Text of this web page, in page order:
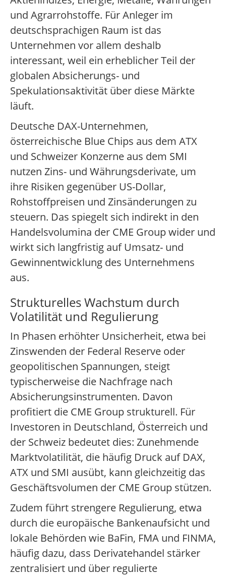
und Agrarrohstoffe. Für Anleger im
deutschsprachigen Raum ist das
Unternehmen vor allem deshalb
interessant, weil ein erheblicher Teil der
globalen Absicherungs- und
Spekulationsaktivität über diese Märkte
läuft.
Deutsche DAX-Unternehmen,
österreichische Blue Chips aus dem ATX
und Schweizer Konzerne aus dem SMI
nutzen Zins- und Währungsderivate, um
ihre Risiken gegenüber US-Dollar,
Rohstoffpreisen und Zinsänderungen zu
steuern. Das spiegelt sich indirekt in den
Handelsvolumina der CME Group wider und
wirkt sich langfristig auf Umsatz- und
Gewinnentwicklung des Unternehmens
aus.
Strukturelles Wachstum durch
Volatilität und Regulierung
In Phasen erhöhter Unsicherheit, etwa bei
Zinswenden der Federal Reserve oder
geopolitischen Spannungen, steigt
typischerweise die Nachfrage nach
Absicherungsinstrumenten. Davon
profitiert die CME Group strukturell. Für
Investoren in Deutschland, Österreich und
der Schweiz bedeutet dies: Zunehmende
Marktvolatilität, die häufig Druck auf DAX,
ATX und SMI ausübt, kann gleichzeitig das
Geschäftsvolumen der CME Group stützen.
Zudem führt strengere Regulierung, etwa
durch die europäische Bankenaufsicht und
lokale Behörden wie BaFin, FMA und FINMA,
häufig dazu, dass Derivatehandel stärker
zentralisiert und über regulierte